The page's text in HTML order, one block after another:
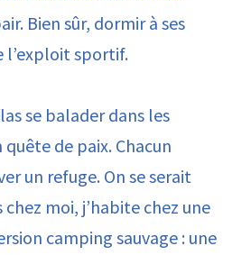
Bien sûr, dormir à ses
l’exploit sportif.
se balader dans les
de paix. Chacun
un refuge. On se serait
chez moi, j’habite chez une
camping sauvage : une